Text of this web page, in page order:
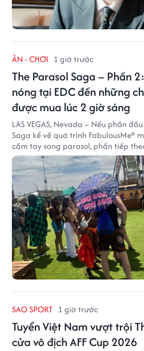
ĂN - CHƠI 1 giờ trước
The Parasol Saga – Phần
nóng tại EDC đến những
được mua lúc 2 giờ sáng
LAS VEGAS, Nevada – Nếu phần
Saga kể về quá trình FabulousMe®
cầm tay sang parasol, phần tiếp
sản phẩm được thị trường đón
công năng che nắng thông thường.
SAO SPORT 1 giờ trước
Tuyển Việt Nam vượt trội
cửa vô địch AFF Cup 2026